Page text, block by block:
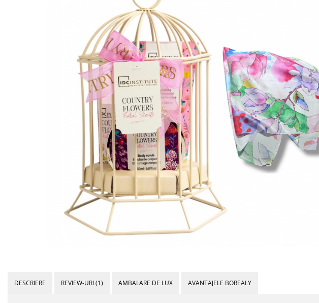
500 Lei - 1000 Lei
DESCRIERE REVIEW-URI(1) AMBALARE DE LUX AVANTAJELE BOREALY